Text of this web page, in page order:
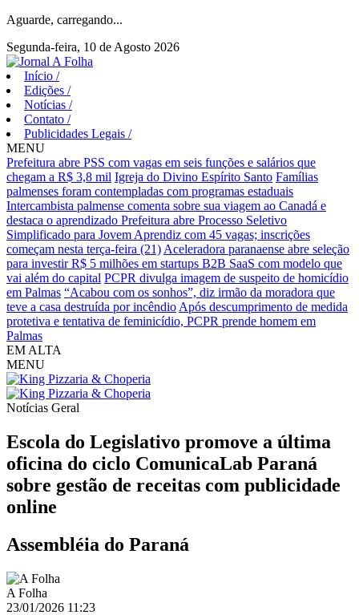
Aguarde, carregando...
Segunda-feira, 10 de Agosto 2026
Início /
Edições /
Notícias /
Contato /
Publicidades Legais /
MENU
Prefeitura abre PSS com vagas em seis funções e salários que
chegam a R$ 3,8 mil Igreja do Divino Espírito Santo Famílias
palmenses foram contempladas com programas estaduais
Intercambista palmense comenta sobre sua viagem ao Canadá e
destaca o aprendizado Prefeitura abre Processo Seletivo
Simplificado para Jovem Aprendiz com 45 vagas; inscrições
começam nesta terça-feira (21) Aceleradora paranaense abre seleção
para investir R$ 5 milhões em startups B2B SaaS com modelo que
vai além do capital PCPR divulga imagem de suspeito de homicídio
em Palmas “Acabou com os sonhos”, diz irmão da moradora que
teve a casa destruída por incêndio Após descumprimento de medida
protetiva e tentativa de feminicídio, PCPR prende homem em
Palmas
EM ALTA
MENU
Notícias Geral
Escola do Legislativo promove a última
oficina do ciclo ComunicaLab Paraná
sobre gestão de receitas com publicidade
online
Assembléia do Paraná
A Folha
23/01/2026 11:23